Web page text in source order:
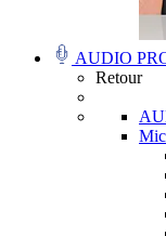
AUDIO
Retour